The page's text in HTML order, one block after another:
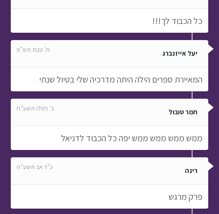
כל הכבוד לך!!!
יעל אייזנברג ח' טבת תש"פ
המאיירת ספרים הילה היתה מדרכיה שלי בטיול שנתי
תמר טובול ב' כסלו תשע"ח
ממש ממש ממש ממש יפה כל הכבוד לדניאל
רינה כ"ד אב תשע"ח
פרק מרגש